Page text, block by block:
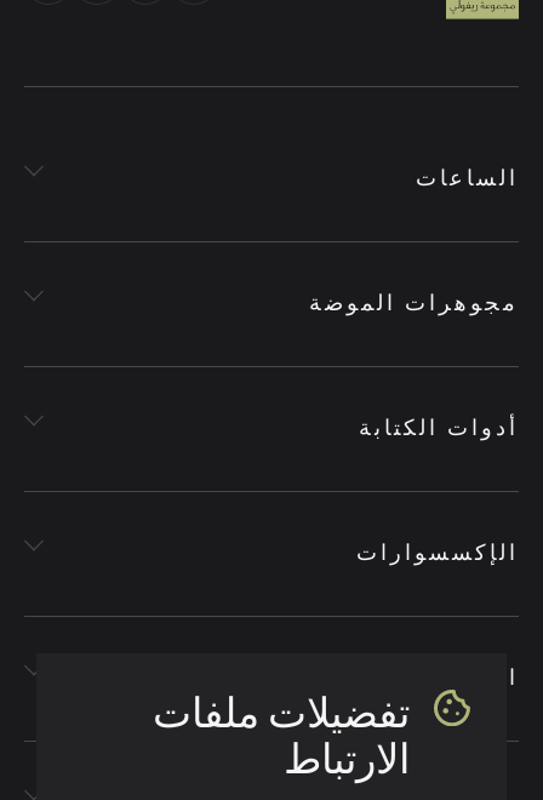
الساعات
مجوهرات الموضة
أدوات الكتابة
الإكسسوارات
تفضيلات ملفات
الارتباط